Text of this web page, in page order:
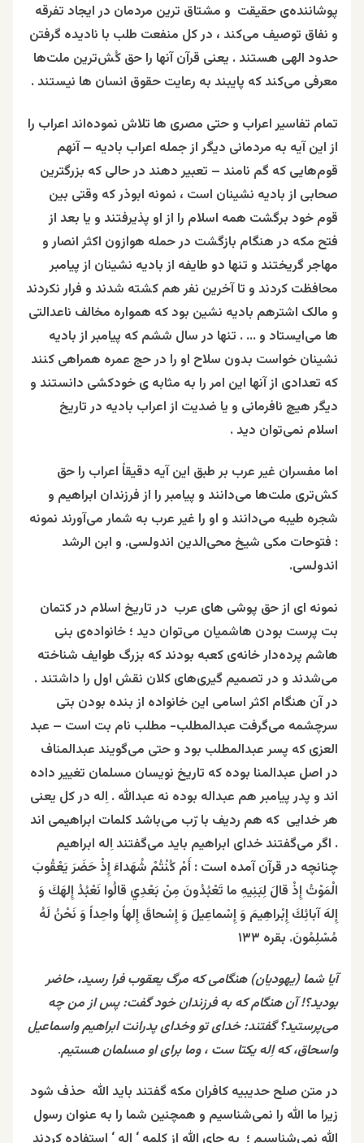
پوشاننده‌ی حقیقت و مشتاق ترین مردمان در ایجاد تفرقه
و نفاق توصیف می‌کند ، در کل منفعت طلب با نادیده گرفتن
حدود الهی هستند . یعنی قرآن آنها را حق کُش‌ترین ملت‌ها
معرفی می‌کند که پایبند به رعایت حقوق انسان‌ ها نیستند .
تمام تفاسیر اعراب و حتی مصری ها تلاش نموده‌اند اعراب را
از این آیه به مردمانی دیگر از جمله اعراب بادیه – آنهم
قوم‌هایی که گم نامند – تعبیر دهند در حالی که بزرگترین
صحابی از بادیه نشینان است ، نمونه ابوذر که وقتی بین
قوم خود برگشت همه اسلام را از او پذیرفتند و یا بعد از
فتح مکه در هنگام بازگشت در حمله هوازون اکثر انصار و
مهاجر گریختند و تنها دو طایفه از بادیه نشینان از پیامبر
محافظت کردند و تا آخرین نفر هم کشته شدند و فرار نکردند
و مالک اشترهم بادیه نشین بود که همواره مخالف ناعدالتی
ها می‌ایستاد و … . تنها در سال ششم که پیامبر از بادیه
نشینان خواست بدون سلاح او را در حج عمره همراهی کنند
که تعدادی از آنها این امر را به مثابه ی خودکشی دانستند و
دیگر هیچ نافرمانی و یا ضدیت از اعراب بادیه در تاریخ
اسلام نمی‌توان دید .
اما مفسران غیر عرب بر طبق این آیه دقیقاً اعراب را حق
کش‌تری ملت‌ها می‌دانند و پیامبر را از فرزندان ابراهیم و
شجره طیبه می‌دانند و او را غیر عرب به شمار می‌آورند نمونه
: فتوحات مکی شیخ محی‌الدین اندولسی. و ابن الرشد
اندولسی.
نمونه‌‌ ای از حق پوشی های عرب در تاریخ اسلام در کتمان
بت پرست بودن هاشمیان می‌توان دید ؛ خانواده‌ی بنی
هاشم پرده‌دار خانه‌ی کعبه بودند که بزرگ طوایف شناخته
می‌شدند و در تصمیم گیری‌های کلان نقش اول را داشتند .
در آن هنگام اکثر اسامی این خانواده از بنده بودن بتی
سرچشمه می‌گرفت عبدالمطلب- مطلب نام بت است – عبد
العزی که پسر عبدالمطلب بود و حتی می‌گویند عبدالمناف
در اصل عبدالمنا بوده که تاریخ نویسان مسلمان تغییر داده
اند و پدر پیامبر هم عبداله بوده نه عبدالله . اِله در کل یعنی
هر خدایی که هم ردیف با رّب می‌باشد کلمات ابراهیمی اند
. اگر می‌گفتند خدای ابراهیم باید می‌گفتند اِله ابراهیم
چنانچه در قرآن آمده است : أَمْ كُنْتُمْ شُهَداءَ إِذْ حَضَرَ يَعْقُوبَ
الْمَوْتُ إِذْ قالَ لِبَنِيهِ ما تَعْبُدُونَ مِنْ بَعْدِي قالُوا نَعْبُدُ إِلهَكَ وَ
إِلهَ آبائِكَ إِبْراهِيمَ وَ إِسْماعِيلَ وَ إِسْحاقَ إِلهاً واحِداً وَ نَحْنُ لَهُ
مُسْلِمُونَ. بقره ۱۳۳
آيا شما (يهوديان) هنگامى كه مرگ يعقوب فرا رسيد، حاضر
بوديد؟! آن هنگام كه به فرزندان خود گفت: پس از من چه
مى‌پرستيد؟ گفتند: خداى تو وخداى پدرانت ابراهيم واسماعيل
واسحاق، که اِله یکتا ست ، وما برای او مسلمان هستيم.
در متن صلح حدیبیه کافران مکه گفتند باید الله حذف شود
زیرا ما الله را نمی‌شناسیم و همچنین شما را به عنوان رسول